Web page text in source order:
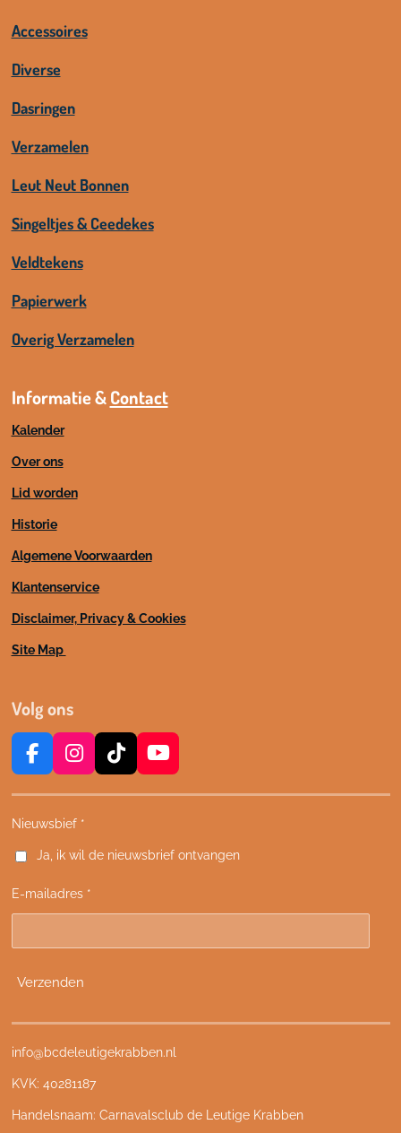
Accessoires
Diverse
Dasringen
Verzamelen
Leut Neut Bonnen
Singeltjes & Ceedekes
Veldtekens
Papierwerk
Overig Verzamelen
Informatie &Contact
Kalender
Over ons
Lid worden
Historie
Algemene Voorwaarden
Klantenservice
Disclaimer, Privacy & Cookies
Site Map
Volg ons
F
c
e
o
k
I
s
t
g
a
m
T
k
k
Y
u
b
Nieuwsbief *
Ja, ik wil de nieuwsbrief ontvangen
E-mailadres *
Verzenden
info@bcdeleutigekrabben.nl
KVK: 40281187
Handelsnaam: Carnavalsclub de Leutige Krabben